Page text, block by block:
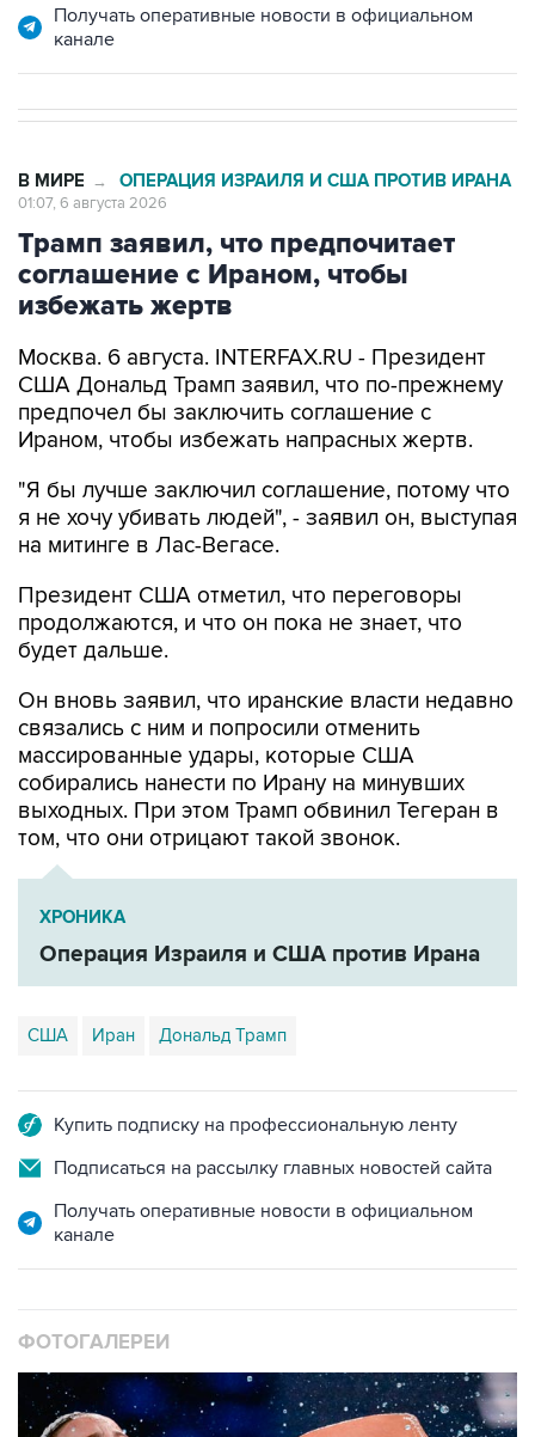
Получать оперативные новости в официальном
канале
В МИРЕ → ОПЕРАЦИЯ ИЗРАИЛЯ И США ПРОТИВ ИРАНА
01:07, 6 августа 2026
Трамп заявил, что предпочитает
соглашение с Ираном, чтобы
избежать жертв
Москва. 6 августа. INTERFAX.RU - Президент
США Дональд Трамп заявил, что по-прежнему
предпочел бы заключить соглашение с
Ираном, чтобы избежать напрасных жертв.
"Я бы лучше заключил соглашение, потому что
я не хочу убивать людей", - заявил он, выступая
на митинге в Лас-Вегасе.
Президент США отметил, что переговоры
продолжаются, и что он пока не знает, что
будет дальше.
Он вновь заявил, что иранские власти недавно
связались с ним и попросили отменить
массированные удары, которые США
собирались нанести по Ирану на минувших
выходных. При этом Трамп обвинил Тегеран в
том, что они отрицают такой звонок.
ХРОНИКА
Операция Израиля и США против Ирана
США Иран Дональд Трамп
Купить подписку на профессиональную ленту
Подписаться на рассылку главных новостей сайта
Получать оперативные новости в официальном
канале
ФОТОГАЛЕРЕИ